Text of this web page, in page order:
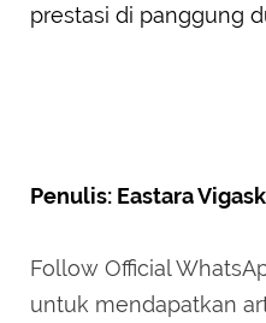
prestasi di panggung
Penulis: Eastara
Follow Official
untuk mendapatkan